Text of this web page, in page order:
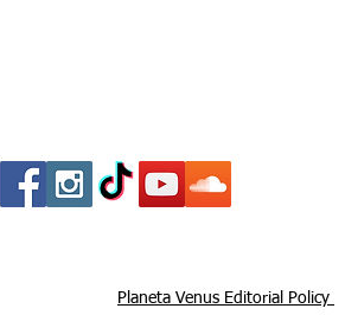
Planeta Venus Editorial Policy